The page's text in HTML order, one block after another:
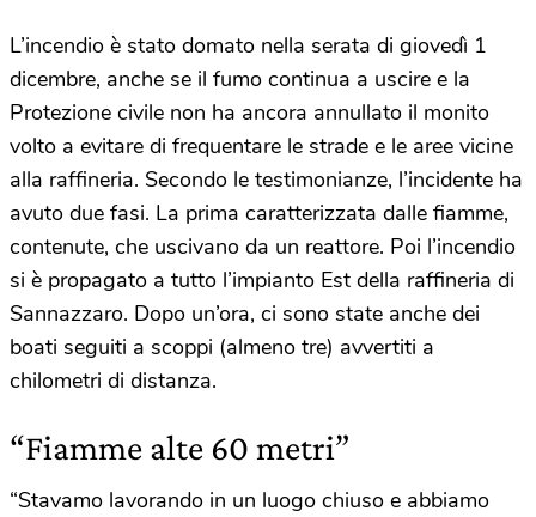
L’incendio è stato domato nella serata di giovedì 1
dicembre, anche se il fumo continua a uscire e la
Protezione civile non ha ancora annullato il monito
volto a evitare di frequentare le strade e le aree vicine
alla raffineria. Secondo le testimonianze, l’incidente ha
avuto due fasi. La prima caratterizzata dalle fiamme,
contenute, che uscivano da un reattore. Poi l’incendio
si è propagato a tutto l’impianto Est della raffineria di
Sannazzaro. Dopo un’ora, ci sono state anche dei
boati seguiti a scoppi (almeno tre) avvertiti a
chilometri di distanza.
“Fiamme alte 60 metri”
“Stavamo lavorando in un luogo chiuso e abbiamo